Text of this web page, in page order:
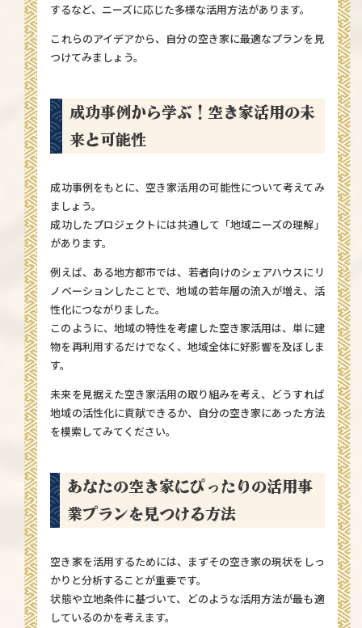
するなど、ニーズに応じた多様な活用方法があります。
これらのアイデアから、自分の空き家に最適なプランを見
つけてみましょう。
成功事例から学ぶ！空き家活用の未
来と可能性
成功事例をもとに、空き家活用の可能性について考えてみ
ましょう。
成功したプロジェクトには共通して「地域ニーズの理解」
があります。
例えば、ある地方都市では、若者向けのシェアハウスにリ
ノベーションしたことで、地域の若年層の流入が増え、活
性化につながりました。
このように、地域の特性を考慮した空き家活用は、単に建
物を再利用するだけでなく、地域全体に好影響を及ぼしま
す。
未来を見据えた空き家活用の取り組みを考え、どうすれば
地域の活性化に貢献できるか、自分の空き家にあった方法
を模索してみてください。
あなたの空き家にぴったりの活用事
業プランを見つける方法
空き家を活用するためには、まずその空き家の現状をしっ
かりと分析することが重要です。
状態や立地条件に基づいて、どのような活用方法が最も適
しているのかを考えます。